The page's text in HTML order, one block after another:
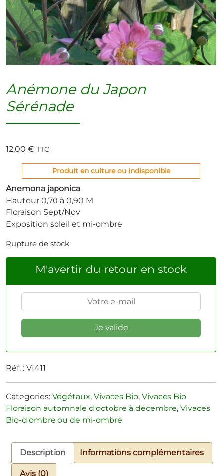
Anémone du Japon
Sérénade
12,00 € TTC
Produit en culture ou indisponible
Anemona japonica
Hauteur 0,70 à 0,90 M
Floraison Sept/Nov
Exposition soleil et mi-ombre
Rupture de stock
M'avertir du retour en stock
Réf. : VI411
Categories: Végétaux, Vivaces Bio, Vivaces Bio
Floraison automnale d'octobre à décembre, Vivaces
Bio-d'ombre ou de mi-ombre
Description Informations complémentaires
Avis (0)